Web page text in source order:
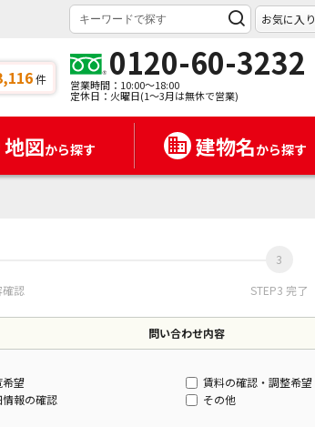
お気に入り
件 0120-60-3232
営業時間：10:00～18:00
定休日：火曜日(1～3月は無休で営業)
地図から探す 建物名から探す
確認 STEP3 完了
問い合わせ内容
希望
賃料の確認・調整希望
情報の確認
その他